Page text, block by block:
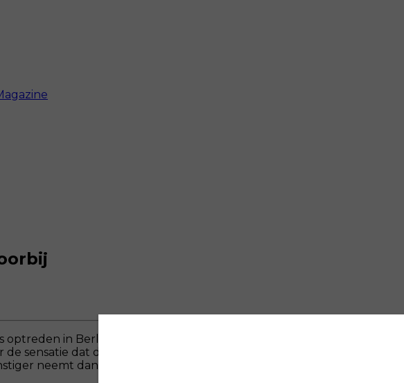
optreden in Berlijn, een stad die altijd het beste in muzikanten naar
sensatie dat de artiest in kwestie de stad überhaupt heeft kunnen
neemt dan Duitsers toch al doen, een eigenschap die ik als